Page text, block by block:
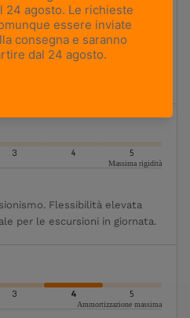
3 4 5
Massima rigidità
Flessibilità elevata
per le escursioni in giornata.
3 4 5
Ammortizzazione massima